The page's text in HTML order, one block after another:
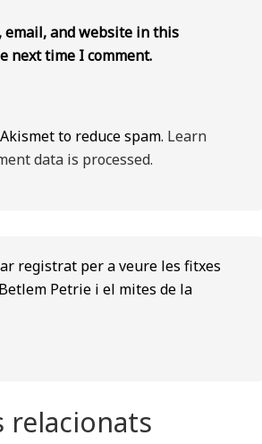
email, and website in this
next time I comment.
to reduce spam. Learn
data is processed.
registrat per a veure les fitxes
Petrie i el mites de la
relacionats